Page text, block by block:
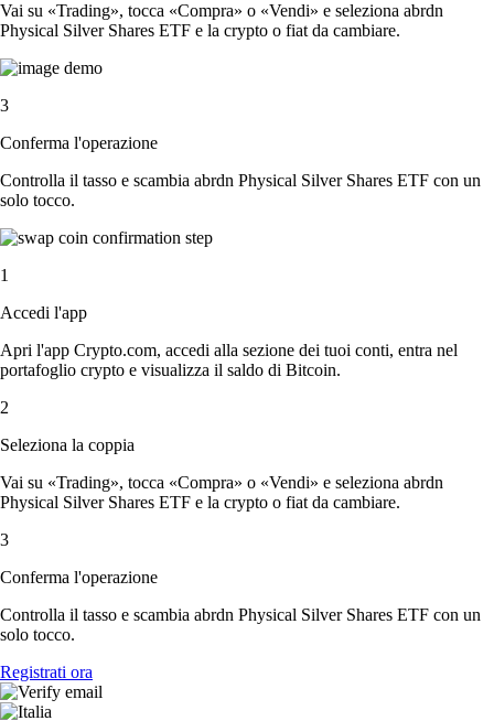
Vai su «Trading», tocca «Compra» o «Vendi» e seleziona abrdn
Physical Silver Shares ETF e la crypto o fiat da cambiare.
3
Conferma l'operazione
Controlla il tasso e scambia abrdn Physical Silver Shares ETF con un
solo tocco.
1
Accedi l'app
Apri l'app Crypto.com, accedi alla sezione dei tuoi conti, entra nel
portafoglio crypto e visualizza il saldo di Bitcoin.
2
Seleziona la coppia
Vai su «Trading», tocca «Compra» o «Vendi» e seleziona abrdn
Physical Silver Shares ETF e la crypto o fiat da cambiare.
3
Conferma l'operazione
Controlla il tasso e scambia abrdn Physical Silver Shares ETF con un
solo tocco.
Registrati ora